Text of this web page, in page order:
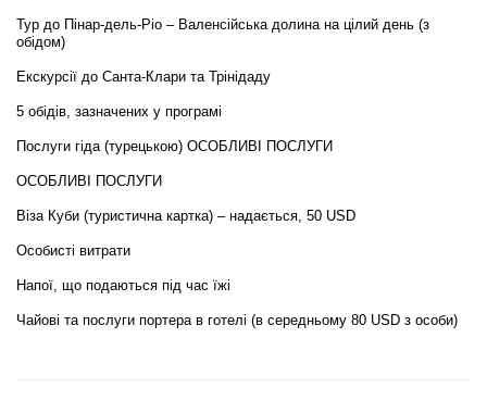
Тур до Пінар-дель-Ріо – Валенсійська долина на цілий день (з
обідом)
Екскурсії до Санта-Клари та Трінідаду
5 обідів, зазначених у програмі
Послуги гіда (турецькою) ОСОБЛИВІ ПОСЛУГИ
ОСОБЛИВІ ПОСЛУГИ
Віза Куби (туристична картка) – надається, 50 USD
Особисті витрати
Напої, що подаються під час їжі
Чайові та послуги портера в готелі (в середньому 80 USD з особи)